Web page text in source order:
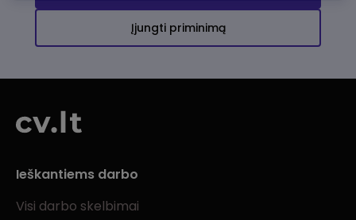
Įjungti priminimą
Ieškantiems darbo
Visi darbo skelbimai